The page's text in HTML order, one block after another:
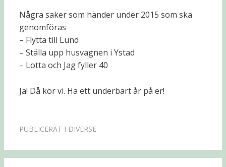
Några saker som händer under 2015 som ska
genomföras
– Flytta till Lund
– Ställa upp husvagnen i Ystad
– Lotta och Jag fyller 40
Ja! Då kör vi. Ha ett underbart år på er!
PUBLICERAT I DIVERSE